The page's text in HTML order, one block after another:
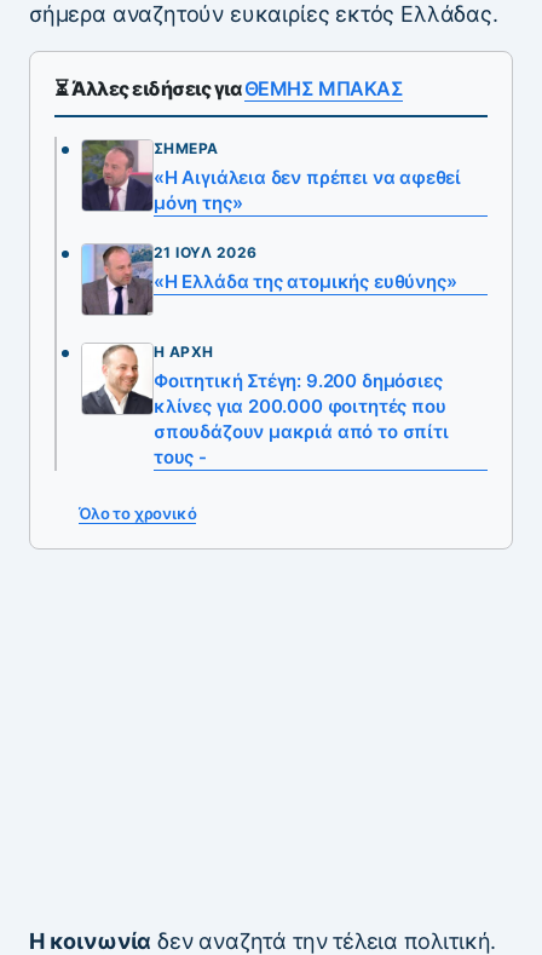
σήμερα αναζητούν ευκαιρίες εκτός Ελλάδας.
⏳ Άλλες ειδήσεις γιαΘΕΜΗΣ ΜΠΑΚΑΣ
ΣΉΜΕΡΑ
«Η Αιγιάλεια δεν πρέπει να αφεθεί
μόνη της»
21 ΙΟΎΛ 2026
«Η Ελλάδα της ατομικής ευθύνης»
Η ΑΡΧΉ
Φοιτητική Στέγη: 9.200 δημόσιες
κλίνες για 200.000 φοιτητές που
σπουδάζουν μακριά από το σπίτι
τους -
Όλο το χρονικό
Η κοινωνία δεν αναζητά την τέλεια πολιτική.